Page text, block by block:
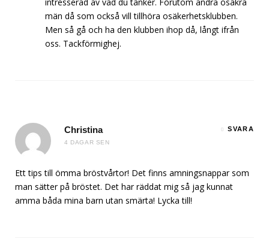
män då som också vill tillhöra osäkerhetsklubben.
Men så gå och ha den klubben ihop då, långt ifrån
oss. Tackförmighej.
Christina
4 DAGAR SEN
SVARA
Ett tips till ömma bröstvårtor! Det finns amningsnappar som
man sätter på bröstet. Det har räddat mig så jag kunnat
amma båda mina barn utan smärta! Lycka till!